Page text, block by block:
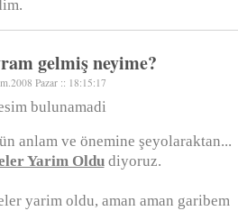
gelmiş neyime?
Pazar :: 18:15:17
anlam ve önemine şeyolaraktan...
Yarim Oldudiyoruz.
yarim oldu, aman aman garibem